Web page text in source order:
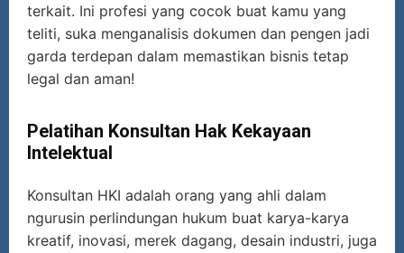
terkait. Ini profesi yang cocok buat kamu yang
teliti, suka menganalisis dokumen dan pengen jadi
garda terdepan dalam memastikan bisnis tetap
legal dan aman!
Pelatihan Konsultan Hak Kekayaan
Intelektual
Konsultan HKI adalah orang yang ahli dalam
ngurusin perlindungan hukum buat karya-karya
kreatif, inovasi, merek dagang, desain industri, juga